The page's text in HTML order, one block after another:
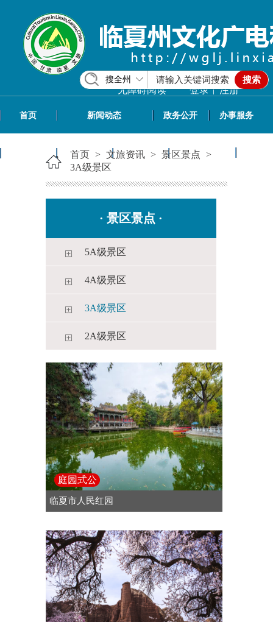
无障碍阅读 登录 | 注册
搜全州 搜索
首页 新闻动态 政务公开 办事服务
专题专栏 信息共享 文旅资讯
首页 > 文旅资讯 > 景区景点 >
3A级景区
· 景区景点 ·
5A级景区
4A级景区
3A级景区
2A级景区
庭园式公
园
临夏市人民红园